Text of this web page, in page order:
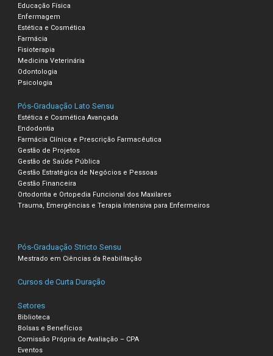
Educação Física
Enfermagem
Estética e Cosmética
Farmácia
Fisioterapia
Medicina Veterinária
Odontologia
Psicologia
Pós-Graduação Lato Sensu
Estética e Cosmética Avançada
Endodontia
Farmácia Clínica e Prescrição Farmacêutica
Gestão de Projetos
Gestão de Saúde Pública
Gestão Estratégica de Negócios e Pessoas
Gestão Financeira
Ortodontia e Ortopedia Funcional dos Maxilares
Trauma, Emergências e Terapia Intensiva para Enfermeiros
Pós-Graduação Stricto Sensu
Mestrado em Ciências da Reabilitação
Cursos de Curta Duração
Setores
Biblioteca
Bolsas e Benefícios
Comissão Própria de Avaliação – CPA
Eventos